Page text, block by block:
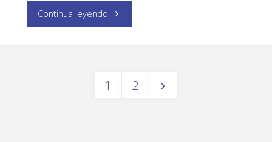
Continua leyendo
1 2